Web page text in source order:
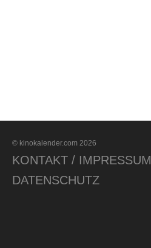
© kinokalender.com 2026
KONTAKT / IMPRESSUM
DATENSCHUTZ